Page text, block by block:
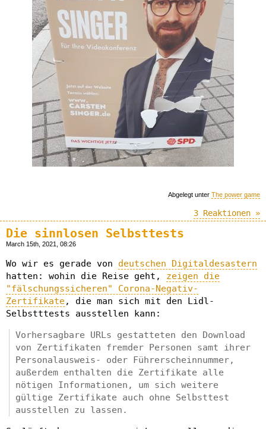
Abgelegt unter The power game
3 Reaktionen »
Die sinnlosen Selbsttests
March 15th, 2021, 08:26
Wo wir es gerade von deutschen Digitaldesastern
hatten: wohin die Reise geht, zeigen die
"fälschungssicheren" Corona-Negativ-
Zertifikate, die man sich mit den Lidl-
Selbstttests ausstellen kann:
Vorhersagbare URLs gestatteten den Download
von Zertifikaten fremder Personen samt ihrer
Personalausweis- oder Führerscheinnummer,
außerdem enthalten die Zertifikate alle
nötigen Informationen, um sich weitere
gültige Zertifikate auch ohne Selbsttest
ausstellen zu lassen.